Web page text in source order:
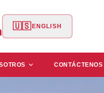
🇺🇸 ENGLISH
CONTÁCTENOS